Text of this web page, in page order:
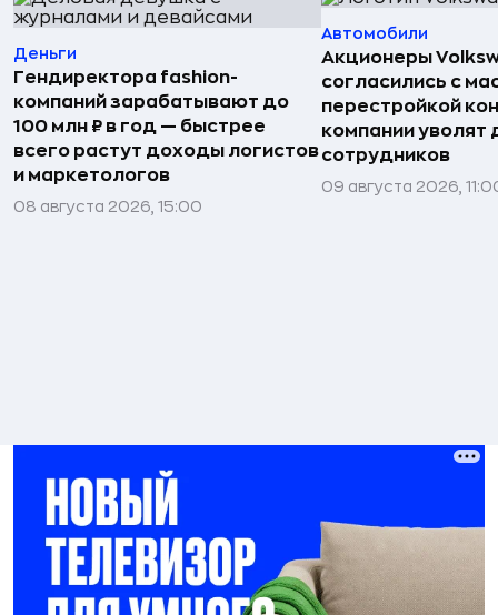
Деньги
Гендиректора fashion-
компаний зарабатывают до
100 млн ₽ в год — быстрее
всего растут доходы логистов
и маркетологов
08 августа 2026, 15:00
Автомобили
Акционеры
согласились с
перестройкой
компании уволят
сотрудников
09 августа 2026,